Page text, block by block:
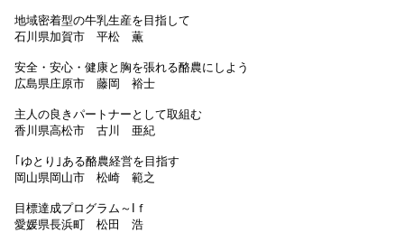
地域密着型の牛乳生産を目指して
石川県加賀市 平松 薫
安全・安心・健康と胸を張れる酪農にしよう
広島県庄原市 藤岡 裕士
主人の良きパートナーとして取組む
香川県高松市 古川 亜紀
｢ゆとり｣ある酪農経営を目指す
岡山県岡山市 松崎 範之
目標達成プログラム～Iｆ
愛媛県長浜町 松田 浩